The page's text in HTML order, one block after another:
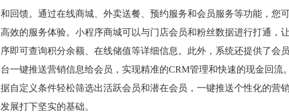
和回馈。通过在线商城、外卖送餐、预约服务和会员服务等功能，您
高效的服务体验。小程序商城可以与门店会员和粉丝数据进行打通，
序即可查询积分余额、在线储值等详细信息。此外，系统还提供了会
台一键推送营销信息给会员，实现精准的CRM管理和快速的现金回
据自定义条件轻松筛选出活跃会员和潜在会员，一键推送个性化的营
发展打下坚实的基础。